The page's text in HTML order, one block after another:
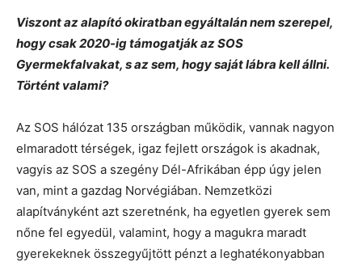
Viszont az alapító okiratban egyáltalán nem szerepel,
hogy csak 2020-ig támogatják az SOS
Gyermekfalvakat, s az sem, hogy saját lábra kell állni.
Történt valami?
Az SOS hálózat 135 országban működik, vannak nagyon
elmaradott térségek, igaz fejlett országok is akadnak,
vagyis az SOS a szegény Dél-Afrikában épp úgy jelen
van, mint a gazdag Norvégiában. Nemzetközi
alapítványként azt szeretnénk, ha egyetlen gyerek sem
nőne fel egyedül, valamint, hogy a magukra maradt
gyerekeknek összegyűjtött pénzt a leghatékonyabban